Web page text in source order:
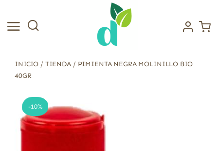
contenido
INICIO / TIENDA/ PIMIENTA NEGRA MOLINILLO BIO
40GR
-10%